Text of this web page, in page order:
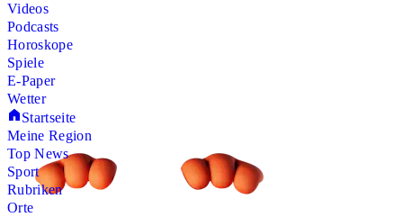
Videos
Podcasts
Horoskope
Spiele
E-Paper
Wetter
Startseite
Meine Region
Top News
Sport
Rubriken
Orte